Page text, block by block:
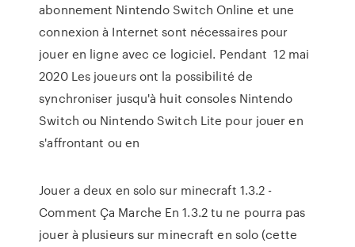
abonnement Nintendo Switch Online et une
connexion à Internet sont nécessaires pour
jouer en ligne avec ce logiciel. Pendant 12 mai
2020 Les joueurs ont la possibilité de
synchroniser jusqu'à huit consoles Nintendo
Switch ou Nintendo Switch Lite pour jouer en
s'affrontant ou en
Jouer a deux en solo sur minecraft 1.3.2 -
Comment Ça Marche En 1.3.2 tu ne pourra pas
jouer à plusieurs sur minecraft en solo (cette